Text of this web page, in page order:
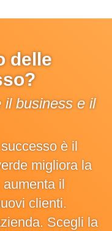
delle
il business e il
è il
migliora la
il
clienti.
Scegli la